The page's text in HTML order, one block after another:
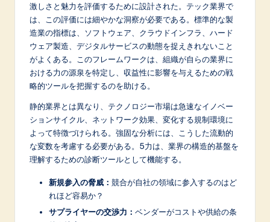
&
S
o
w
激しさと魅力を評価するために設計された。テック業界で
は、この評価には細やかな洞察が必要である。標準的な製
造業の指標は、ソフトウェア、クラウドインフラ、ハード
ウェア製造、デジタルサービスの動態を捉えきれないこと
がよくある。このフレームワークは、組織が自らの業界に
おける力の源泉を特定し、収益性に影響を与えるための戦
略的ツールを把握するのを助ける。
静的業界とは異なり、テクノロジー市場は急速なイノベー
ションサイクル、ネットワーク効果、変化する規制環境に
よって特徴づけられる。強固な分析には、こうした流動的
な変数を考慮する必要がある。5力は、業界の構造的基盤を
理解するための診断ツールとして機能する。
新規参入の脅威： 競合が自社の領域に参入するのはど
れほど容易か？
サプライヤーの交渉力： ベンダーがコストや供給の条